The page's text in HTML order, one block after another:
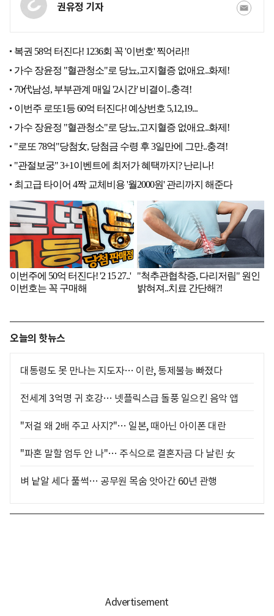
권유정 기자
오늘의 핫뉴스
대통령도 못 만나는 지도자… 이란, 통제불능 빠졌다
전세계 3억명 귀 호강… 넷플릭스급 돌풍 일으킨 음악 앱
"저걸 왜 2배 주고 사지?"… 일본, 때아닌 아이폰 대란
"파혼 말할 엄두 안 나"… 주식으로 결혼자금 다 날린 女
벼 낱알 세다 풀썩… 공무원 목숨 앗아간 60년 관행